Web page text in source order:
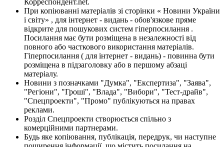
При копіюванні матеріалів зі сторінки « Новини України
і світу» , для інтернет - видань - обов'язкове пряме
відкрите для пошукових систем гіперпосилання .
Посилання має бути розміщена в незалежності від
повного або часткового використання матеріалів.
Гіперпосилання ( для інтернет - видань) - повинна бути
розміщена в підзаголовку або в першому абзаці
матеріалу.
Новини з позначками "Думка", "Експертиза", "Заява",
"Регіони", "Гроші", "Влада", "Вибори", "Тест-драйв",
"Спецпроекти", "Промо" публікуються на правах
реклами.
Розділ Спецпроекти створюється спільно з
комерційними партнерами.
Будь яке копіювання, публікація, передрук, чи наступне